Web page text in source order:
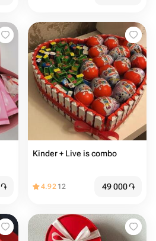
֏
Kinder + Live is combo
4.92 12 49 000֏